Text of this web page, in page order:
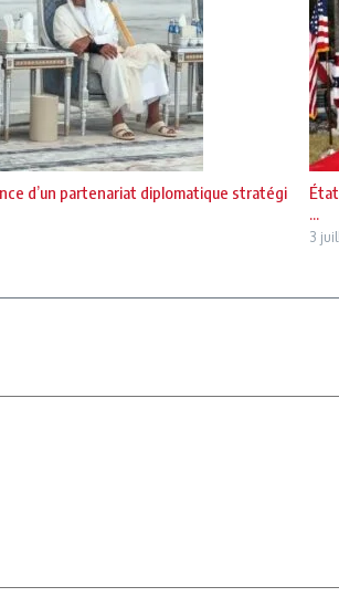
d’un partenariat diplomatique stratégi
...
3